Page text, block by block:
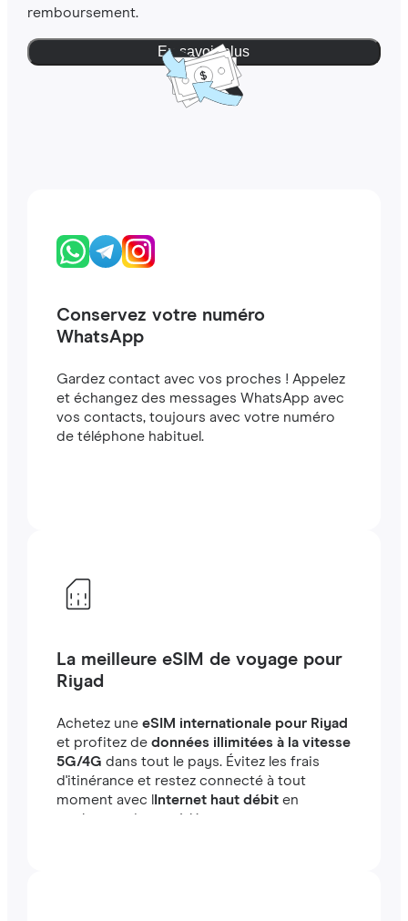
remboursement.
En savoir plus
Conservez votre numéro
WhatsApp
Gardez contact avec vos proches ! Appelez
et échangez des messages WhatsApp avec
vos contacts, toujours avec votre numéro
de téléphone habituel.
La meilleure eSIM de voyage pour
Riyad
Achetez une eSIM internationale pour Riyad
et profitez de données illimitées à la vitesse
5G/4G dans tout le pays. Évitez les frais
d'itinérance et restez connecté à tout
moment avec l
Internet haut débiten
quelques minutes à létranger, que vous